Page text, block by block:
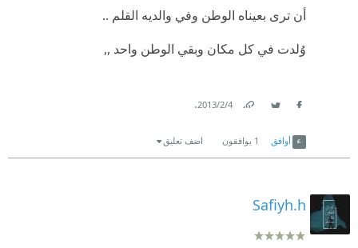
أن ترى بعيناه الوطن وفي والديه القلم ..
وُلدت في كل مكان وبقي الوطن واحد ,,
4‏/2‏/2013
.
أوافق 1 يوافقون اضف تعليق
Safiyh.h